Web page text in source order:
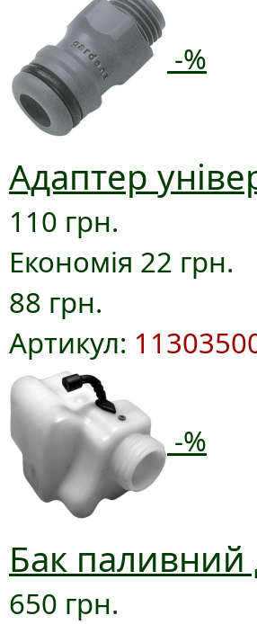
-%
Адаптер
110 грн.
Економія 22 грн.
88 грн.
Артикул:
-%
Бак паливний
650 грн.